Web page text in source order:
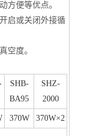
方便等优点。
启或关闭外接循
空度。
SHB-
BA95
SHZ-
2000
370W 370W×2